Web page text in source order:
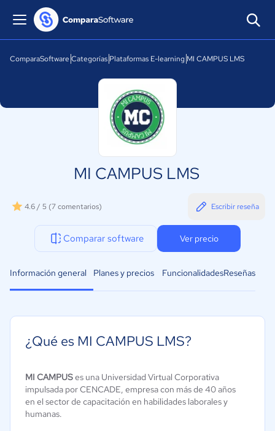
ComparaSoftware Categorías Plataformas E-learning MI CAMPUS LMS
MI CAMPUS LMS
4.6 / 5 (7 comentarios) Escribir reseña
Comparar software Ver precio
Información general Planes y precios FuncionalidadesReseñas
¿Qué es MI CAMPUS LMS?
MI CAMPUSes una Universidad Virtual Corporativa
impulsada por CENCADE, empresa con más de 40 años
en el sector de capacitación en habilidades laborales y
humanas.